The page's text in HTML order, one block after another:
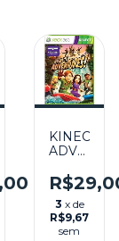
KINECT
–
XBOX
360
3 x de
R$9,67
sem